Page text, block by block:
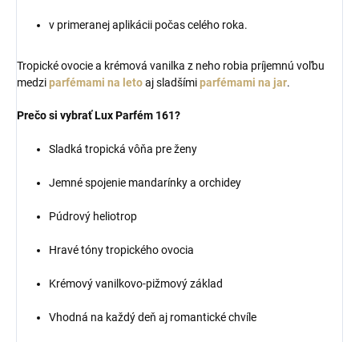
v primeranej aplikácii počas celého roka.
Tropické ovocie a krémová vanilka z neho robia príjemnú voľbu
medziparfémami na letoaj sladšímiparfémami na jar.
Prečo si vybrať Lux Parfém 161?
Sladká tropická vôňa pre ženy
Jemné spojenie mandarínky a orchidey
Púdrový heliotrop
Hravé tóny tropického ovocia
Krémový vanilkovo-pižmový základ
Vhodná na každý deň aj romantické chvíle